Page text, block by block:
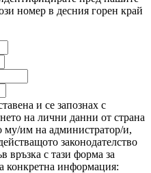
номер в десния горен край
и се запознах с
на лични данни от страна
му/им на администратор/и,
законодателство
връзка с тази форма за
конкретна информация: